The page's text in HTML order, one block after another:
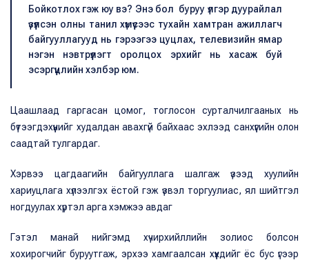
Бойкотлох гэж юу вэ? Энэ бол буруу үлгэр дуурайлал
үзүүлсэн олны танил хүмүүсээс тухайн хамтран ажиллагч
байгууллагууд нь гэрээгээ цуцлах, телевизийн ямар
нэгэн нэвтрүүлэгт оролцох эрхийг нь хасаж буй
эсэргүүцлийн хэлбэр юм.
Цаашлаад гаргасан цомог, тоглосон сурталчилгааных нь
бүтээгдэхүүнийг худалдан авахгүй байхаас эхлээд санхүүгийн олон
саадтай тулгардаг.
Хэрвээ цагдаагийн байгууллага шалгаж үзээд хуулийн
хариуцлага хүлээлгэх ёстой гэж үзвэл торгуулиас, ял шийтгэл
ногдуулах хүртэл арга хэмжээ авдаг
Гэтэл манай нийгэмд хүчирхийллийн золиос болсон
хохирогчийг буруутгаж, эрхээ хамгаалсан хүүхдийг ёс бус үгээр